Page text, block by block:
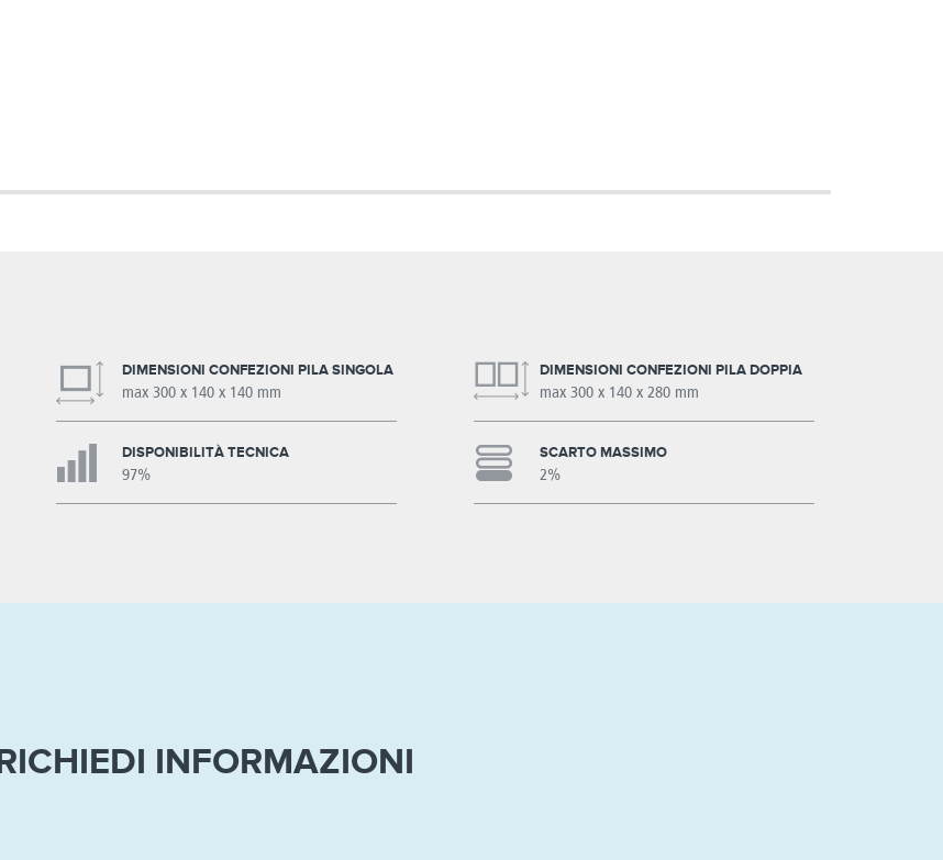
DIMENSIONI CONFEZIONI PILA SINGOLA
max 300 x 140 x 140 mm
DISPONIBILITÀ TECNICA
97%
DIMENSIONI CONFEZIONI PILA DOPPIA
max 300 x 140 x 280 mm
SCARTO MASSIMO
2%
RICHIEDI INFORMAZIONI